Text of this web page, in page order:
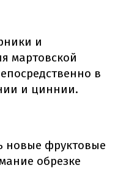
и
мартовской
в
и циннии.
новые фруктовые
обрезке